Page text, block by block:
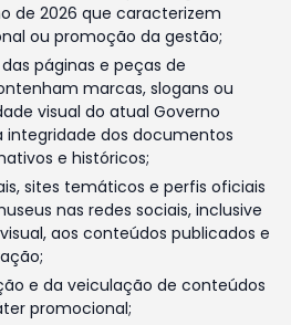
de 2026 que caracterizem
ou promoção da gestão;
páginas e peças de
marcas, slogans ou
visual do atual Governo
integridade dos documentos
e históricos;
sites temáticos e perfis oficiais
nas redes sociais, inclusive
aos conteúdos publicados e
e da veiculação de conteúdos
promocional;